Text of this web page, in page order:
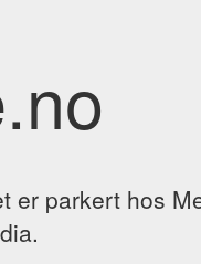
er parkert hos